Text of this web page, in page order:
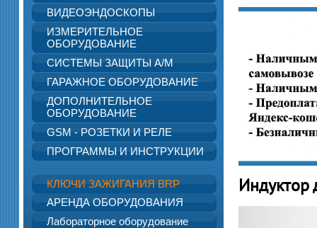
ВИДЕОЭНДОСКОПЫ
ИЗМЕРИТЕЛЬНОЕ
ОБОРУДОВАНИЕ
СИСТЕМЫ ЗАЩИТЫ А/М
ГАРАЖНОЕ ОБОРУДОВАНИЕ
ДОПОЛНИТЕЛЬНОЕ
ОБОРУДОВАНИЕ
GSM - РОЗЕТКИ И РЕЛЕ
ПРОГРАММЫ И ИНСТРУКЦИИ
КЛЮЧИ ЗАЖИГАНИЯ BRP
АРЕНДА ОБОРУДОВАНИЯ
Лабораторное оборудование